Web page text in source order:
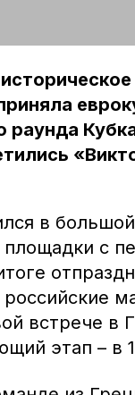
раунда
в
площадки с
встрече в
этап – в